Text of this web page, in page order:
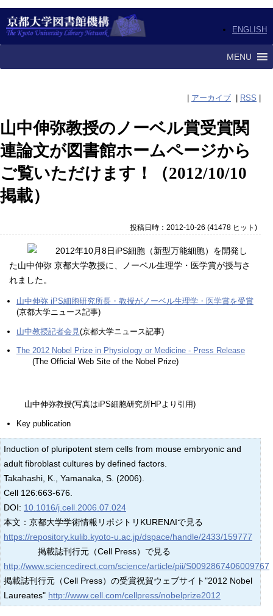
ENGLISH
MENU
アーカイブ RSS
山中伸弥教授のノーベル賞受賞関
連論文が図書館ホームページから
ご覧いただけます！（2012/10/10
掲載）
投稿日時：2012-10-26 (41478 ヒット )
2012年10月8日iPS細胞（新型万能細胞）を開発し
た山中伸弥 京都大学教授に、ノーベル生理学・医学賞が授与さ
れました。
山中伸弥 iPS細胞研究所長・教授がノーベル生理学・医学賞を受賞
(京都大学ニュース記事)
山中教授記者会見 (京都大学ニュース記事)
The 2012 Nobel Prize in Physiology or Medicine - Press Release
(The Official Web Site of the Nobel Prize)
山中伸弥教授(写真はiPS細胞研究所HPより引用)
Key publication
Induction of pluripotent stem cells from mouse embryonic and
adult fibroblast cultures by defined factors.
Takahashi, K., Yamanaka, S. (2006).
Cell 126:663-676.
DOI: 10.1016/j.cell.2006.07.024
本文：京都大学学術情報リポジトリKURENAIで見る
https://repository.kulib.kyoto-u.ac.jp/dspace/handle/2433/159777
掲載誌刊行元（Cell Press）で見る
http://www.sciencedirect.com/science/article/pii/S0092867406009767
掲載誌刊行元（Cell Press）の受賞祝賀ウェブサイト"2012 Nobel
Laureates" http://www.cell.com/cellpress/nobelprize2012